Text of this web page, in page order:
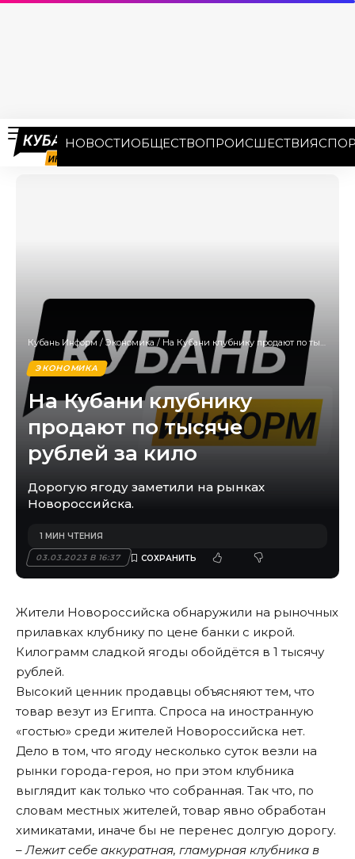
НОВОСТИОБЩЕСТВОПРОИСШЕСТВИЯ
Кубань Информ /Экономика / На Кубани клубнику продают по тысяче рублей за кило
ЭКОНОМИКА
На Кубани клубнику
продают по тысяче
рублей за кило
Дорогую ягоду заметили на рынках
Новороссийска.
03.03.2023 В 16:37
1 МИН ЧТЕНИЯ
Жители Новороссийска обнаружили на рыночных
прилавках клубнику по цене банки с икрой.
Килограмм сладкой ягоды обойдётся в 1 тысячу
рублей.
Высокий ценник продавцы объясняют тем, что
товар везут из Египта. Спроса на иностранную
«гостью» среди жителей Новороссийска нет.
Дело в том, что ягоду несколько суток везли на
рынки города-героя, но при этом клубника
выглядит как только что собранная. Так что, по
словам местных жителей, товар явно обработан
химикатами, иначе бы не перенес долгую дорогу.
–Лежит себе аккуратная, гламурная клубника в